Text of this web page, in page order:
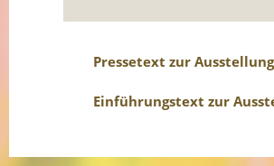
Pressetext zur Ausstellung
Einführungstext zur